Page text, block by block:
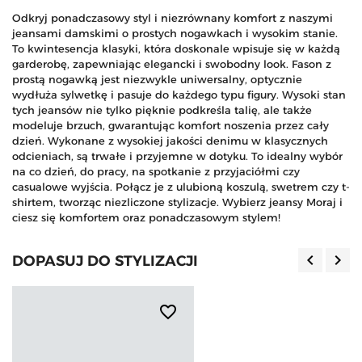
Odkryj ponadczasowy styl i niezrównany komfort z naszymi
jeansami damskimi o prostych nogawkach i wysokim stanie.
To kwintesencja klasyki, która doskonale wpisuje się w każdą
garderobę, zapewniając elegancki i swobodny look. Fason z
prostą nogawką jest niezwykle uniwersalny, optycznie
wydłuża sylwetkę i pasuje do każdego typu figury. Wysoki stan
tych jeansów nie tylko pięknie podkreśla talię, ale także
modeluje brzuch, gwarantując komfort noszenia przez cały
dzień. Wykonane z wysokiej jakości denimu w klasycznych
odcieniach, są trwałe i przyjemne w dotyku. To idealny wybór
na co dzień, do pracy, na spotkanie z przyjaciółmi czy
casualowe wyjścia. Połącz je z ulubioną koszulą, swetrem czy t-
shirtem, tworząc niezliczone stylizacje. Wybierz jeansy Moraj i
ciesz się komfortem oraz ponadczasowym stylem!
DOPASUJ DO STYLIZACJI keyboard_arrow_left keyboard_arrow_right
favorite_border